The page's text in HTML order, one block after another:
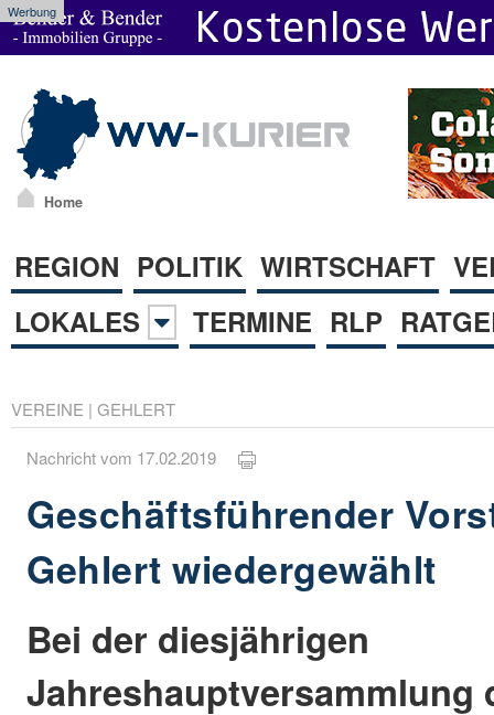
Werbung
Home
REGION POLITIK WIRTSCHAFT
LOKALES
TERMINE RLP
VEREINE | GEHLERT
Nachricht vom 17.02.2019
Geschäftsführender
Gehlert wiedergewählt
Bei der diesjährigen
Jahreshauptversammlung